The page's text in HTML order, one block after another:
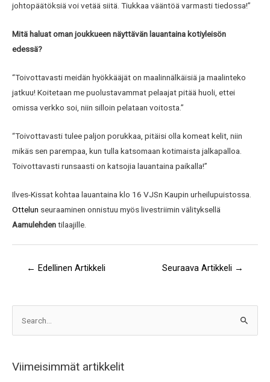
johtopäätöksiä voi vetää siitä. Tiukkaa vääntöä varmasti tiedossa!”
Mitä haluat oman joukkueen näyttävän lauantaina kotiyleisön
edessä?
“Toivottavasti meidän hyökkääjät on maalinnälkäisiä ja maalinteko
jatkuu! Koitetaan me puolustavammat pelaajat pitää huoli, ettei
omissa verkko soi, niin silloin pelataan voitosta.”
“Toivottavasti tulee paljon porukkaa, pitäisi olla komeat kelit, niin
mikäs sen parempaa, kun tulla katsomaan kotimaista jalkapalloa.
Toivottavasti runsaasti on katsojia lauantaina paikalla!”
Ilves-Kissat kohtaa lauantaina klo 16 VJSn Kaupin urheilupuistossa.
Ottelun seuraaminen onnistuu myös livestriimin välityksellä
Aamulehdentilaajille.
← Edellinen Artikkeli Seuraava Artikkeli →
Viimeisimmät artikkelit
i